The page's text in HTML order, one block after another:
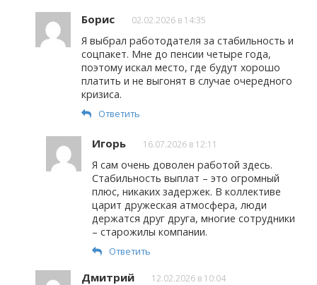
Борис 02.02.2026 в 14:35
Я выбрал работодателя за стабильность и
соцпакет. Мне до пенсии четыре года,
поэтому искал место, где будут хорошо
платить и не выгонят в случае очередного
кризиса.
Ответить
Игорь 16.07.2026 в 12:11
Я сам очень доволен работой здесь.
Стабильность выплат – это огромный
плюс, никаких задержек. В коллективе
царит дружеская атмосфера, люди
держатся друг друга, многие сотрудники
– старожилы компании.
Ответить
Дмитрий 12.02.2026 в 10:04